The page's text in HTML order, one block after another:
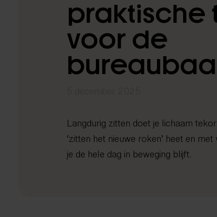
Long Covid
Locaties
Kennisbank
Expertisecentrum
Tarieven
Contact
praktische
voor de
Langdurig zitten doet je lichaam
‘zitten het nieuwe roken’ heet en
je de hele dag in beweging blijft.